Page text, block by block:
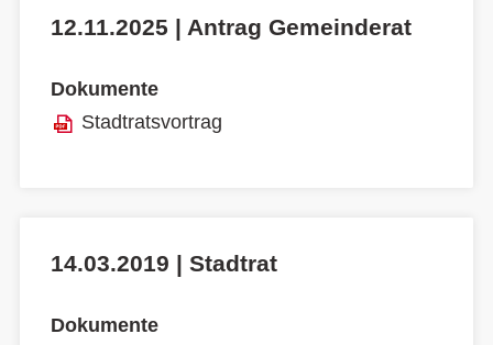
12.11.2025 | Antrag Gemeinderat
Dokumente
Stadtratsvortrag
14.03.2019 | Stadtrat
Dokumente